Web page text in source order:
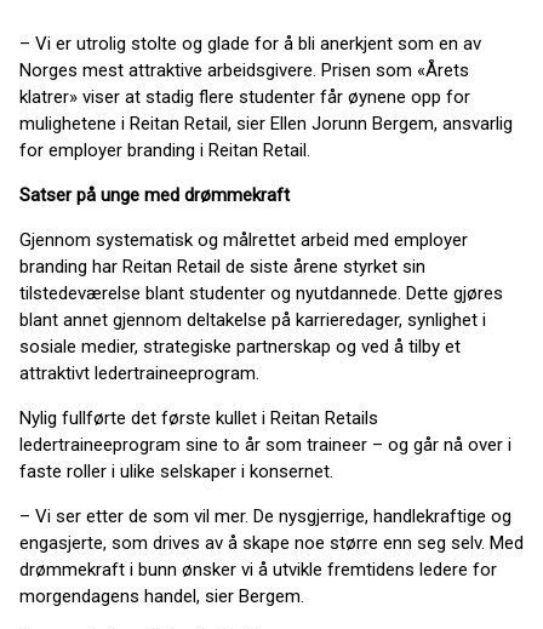
– Vi er utrolig stolte og glade for å bli anerkjent som en av
Norges mest attraktive arbeidsgivere. Prisen som «Årets
klatrer» viser at stadig flere studenter får øynene opp for
mulighetene i Reitan Retail, sier Ellen Jorunn Bergem, ansvarlig
for employer branding i Reitan Retail.
Satser på unge med drømmekraft
Gjennom systematisk og målrettet arbeid med employer
branding har Reitan Retail de siste årene styrket sin
tilstedeværelse blant studenter og nyutdannede. Dette gjøres
blant annet gjennom deltakelse på karrieredager, synlighet i
sosiale medier, strategiske partnerskap og ved å tilby et
attraktivt ledertraineeprogram.
Nylig fullførte det første kullet i Reitan Retails
ledertraineeprogram sine to år som traineer – og går nå over i
faste roller i ulike selskaper i konsernet.
– Vi ser etter de som vil mer. De nysgjerrige, handlekraftige og
engasjerte, som drives av å skape noe større enn seg selv. Med
drømmekraft i bunn ønsker vi å utvikle fremtidens ledere for
morgendagens handel, sier Bergem.